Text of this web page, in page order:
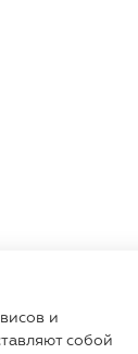
и
собой